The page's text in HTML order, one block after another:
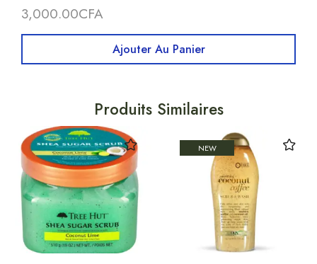
3,000.00CFA
Ajouter Au Panier
Produits Similaires
NEW